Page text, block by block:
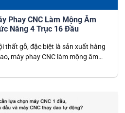
Phay CNC Làm Mộng Âm
Năng 4 Trục 16 Đầu
thất gỗ, đặc biệt là sản xuất hàng
máy phay CNC làm mộng âm
tự động, tốc độ nhanh và tính